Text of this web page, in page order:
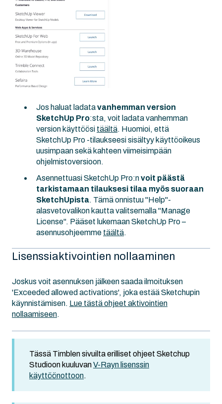
Jos haluat ladatavanhemman version
SketchUp Pro:sta, voit ladata vanhemman
version käyttöösi täältä. Huomioi, että
SketchUp Pro -tilaukseesi sisältyy käyttöoikeus
uusimpaan sekä kahteen viimeisimpään
ohjelmistoversioon.
Asennettuasi SketchUp Pro:nvoit päästä
tarkistamaan tilauksesi tilaa myös suoraan
SketchUpista. Tämä onnistuu "Help"-
alasvetovalikon kautta valitsemalla "Manage
License". Pääset lukemaan SketchUp Pro –
asennusohjeemme täältä.
Lisenssiaktivointien nollaaminen
Joskus voit asennuksen jälkeen saada ilmoituksen
'Exceeded allowed activations', joka estää Sketchupin
käynnistämisen. Lue tästä ohjeet aktivointien
nollaamiseen.
Tässä Timblen sivuilta erilliset ohjeet Sketchup
Studioon kuuluvanV-Rayn lisenssin
käyttöönottoon.